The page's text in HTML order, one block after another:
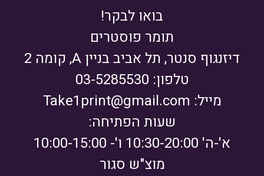
בואו לבקר!
תומר פוסטרים
דיזנגוף סנטר, תל אביב בניין A, קומה 2
טלפון: 03-5285530
מייל: Take1print@gmail.com
שעות הפתיחה:
א'-ה' 10:30-20:00 ו'- 10:00-15:00
מוצ"ש סגור